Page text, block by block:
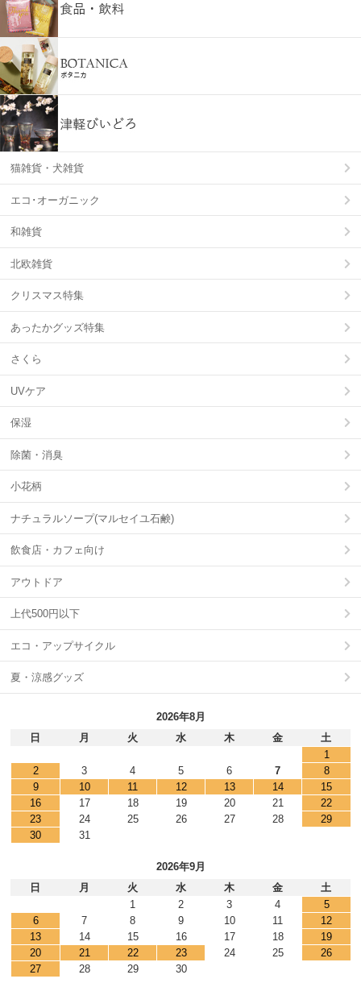
猫雑貨・犬雑貨
エコ･オーガニック
和雑貨
北欧雑貨
クリスマス特集
あったかグッズ特集
さくら
UVケア
保湿
除菌・消臭
小花柄
ナチュラルソープ(マルセイユ石鹸)
飲食店・カフェ向け
アウトドア
上代500円以下
エコ・アップサイクル
夏・涼感グッズ
2026年8月
日
月 火 水 木 金
土
1
2
3 4 5 6 7
8
9
10 11 12 13 14
15
16
17 18 19 20 21
22
23
24 25 26 27 28
29
30
31
2026年9月
日
月 火 水 木 金
土
1
2 3 4
5
6
7 8 9 10 11
12
13
14 15 16 17 18
19
20
21 22 23 24 25
26
27
28 29 30